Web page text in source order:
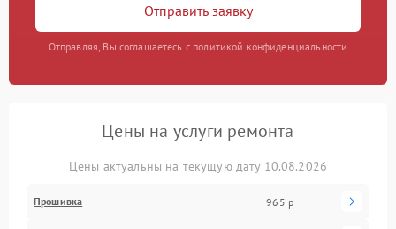
Отправить заявку
Отправляя, Вы соглашаетесь с политикой конфиденциальности
Цены на услуги ремонта
Цены актуальны на текущую дату 10.08.2026
Прошивка 965 р